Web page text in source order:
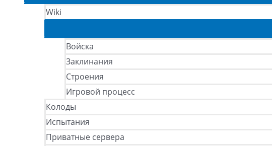
Wiki
Войска
Заклинания
Строения
Игровой процесс
Колоды
Испытания
Приватные сервера